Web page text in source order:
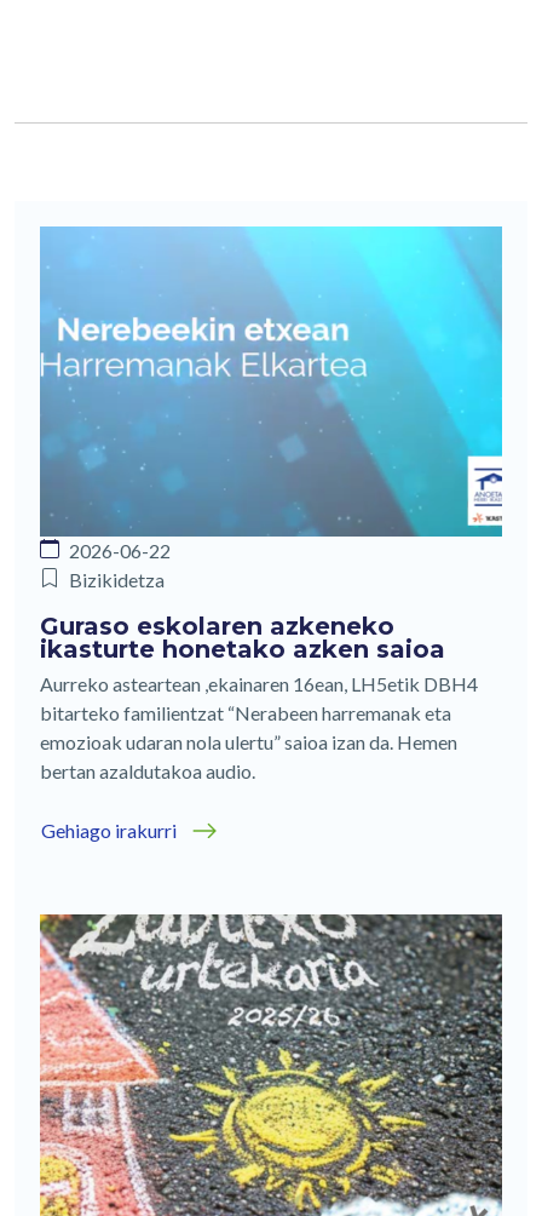
2026-06-22
Bizikidetza
Guraso eskolaren azkeneko
ikasturte honetako azken saioa
Aurreko asteartean ,ekainaren 16ean, LH5etik DBH4
bitarteko familientzat “Nerabeen harremanak eta
emozioak udaran nola ulertu” saioa izan da. Hemen
bertan azaldutakoa audio.
Gehiago irakurri